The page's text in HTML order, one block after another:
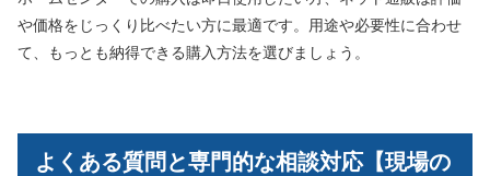
や価格をじっくり比べたい方に最適です。用途や必要性に合わせ
て、もっとも納得できる購入方法を選びましょう。
よくある質問と専門的な相談対応【現場の